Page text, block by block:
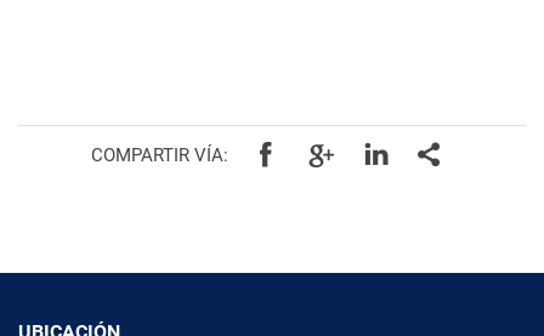
COMPARTIR VÍA: